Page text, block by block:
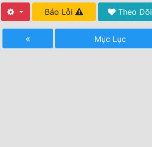
Tất Cả
Hoàn Thành
Báo Lỗi Theo Dõi
Mục Lục